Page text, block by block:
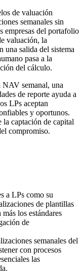
de valuación
semanales sin
empresas del portafolio
valuación, la
una salida del sistema
pasa a la
del cálculo.
NAV semanal, una
de reporte ayuda a
LPs aceptan
y oportunos.
la captación de capital
compromiso.
a LPs como su
de plantillas
los estándares
de
semanales del
con procesos
las